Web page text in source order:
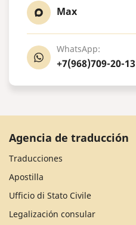
Max
WhatsApp:
+7(968)709-20-13
Agencia de traducción
Traducciones
Apostilla
Ufficio di Stato Civile
Legalización consular